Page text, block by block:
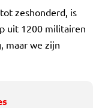
zeshonderd, is
uit 1200 militairen
maar we zijn